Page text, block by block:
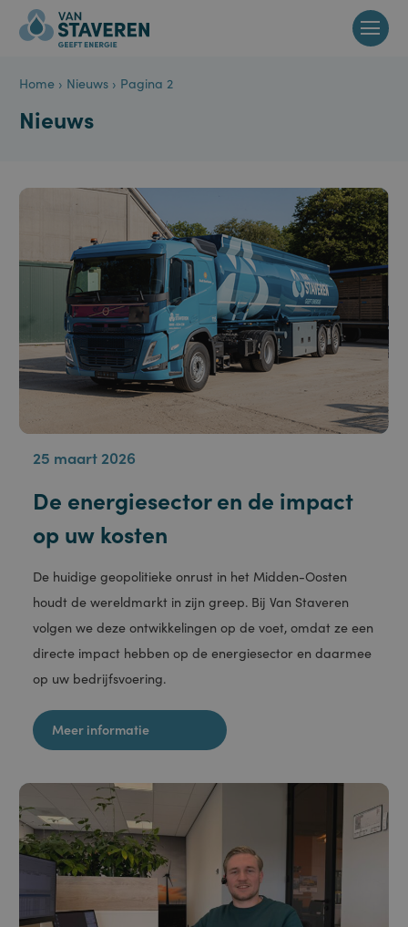
Home ›Nieuws›Pagina 2
Nieuws
De energiesector en de impact
De huidige geopolitieke onrust in het Midden-Oosten
houdt de wereldmarkt in zijn greep. Bij Van Staveren
volgen we deze ontwikkelingen op de voet, omdat ze een
directe impact hebben op de energiesector en daarmee
op uw bedrijfsvoering.